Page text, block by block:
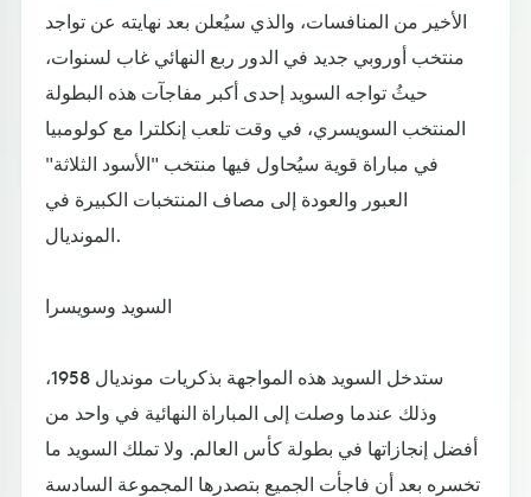
الأخير من المنافسات، والذي سيُعلن بعد نهايته عن تواجد
منتخب أوروبي جديد في الدور ربع النهائي غاب لسنوات،
حيثُ تواجه السويد إحدى أكبر مفاجآت هذه البطولة
المنتخب السويسري، في وقت تلعب إنكلترا مع كولومبيا
في مباراة قوية سيُحاول فيها منتخب "الأسود الثلاثة"
العبور والعودة إلى مصاف المنتخبات الكبيرة في
المونديال.
السويد وسويسرا
ستدخل السويد هذه المواجهة بذكريات مونديال 1958،
وذلك عندما وصلت إلى المباراة النهائية في واحد من
أفضل إنجازاتها في بطولة كأس العالم. ولا تملك السويد ما
تخسره بعد أن فاجأت الجميع بتصدرها المجموعة السادسة